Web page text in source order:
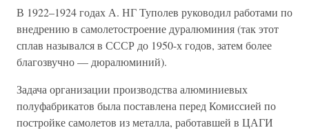
В 1922–1924 годах А. НГ Туполев руководил работами по
внедрению в самолетостроение дуралюминия (так этот
сплав назывался в СССР до 1950-х годов, затем более
благозвучно — дюралюминий).
Задача организации производства алюминиевых
полуфабрикатов была поставлена перед Комиссией по
постройке самолетов из металла, работавшей в ЦАГИ